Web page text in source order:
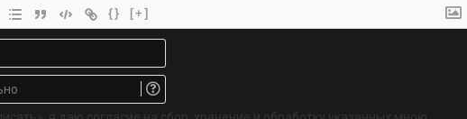
{} [+]
Имя*
Email.
обязательно